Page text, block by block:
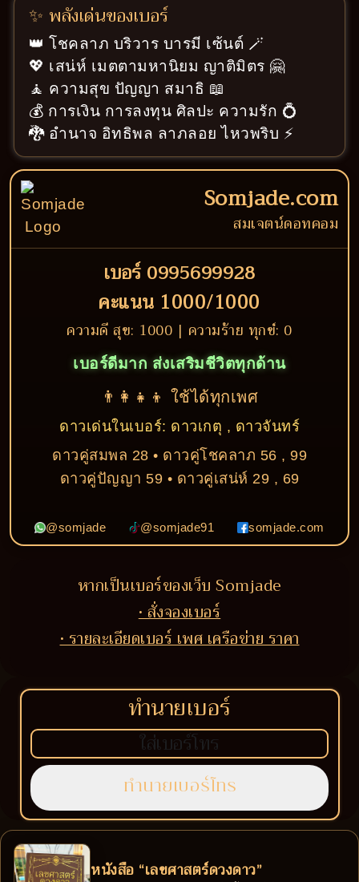
✨ พลังเด่นของเบอร์
👑 โชคลาภ บริวาร บารมี เซ้นต์ 🪄
💖 เสน่ห์ เมตตามหานิยม ญาติมิตร 🤗
🧘 ความสุข ปัญญา สมาธิ 📖
💰 การเงิน การลงทุน ศิลปะ ความรัก 💍
🐉 อำนาจ อิทธิพล ลาภลอย ไหวพริบ ⚡
Somjade.com
สมเจตน์ดอทคอม
เบอร์ 0995699928
คะแนน 1000/1000
ความดี สุข: 1000 | ความร้าย ทุกข์: 0
เบอร์ดีมาก ส่งเสริมชีวิตทุกด้าน
👨‍👩‍👧‍👦 ใช้ได้ทุกเพศ
ดาวเด่นในเบอร์: ดาวเกตุ , ดาวจันทร์
ดาวคู่สมพล 28 • ดาวคู่โชคลาภ 56 , 99
ดาวคู่ปัญญา 59 • ดาวคู่เสน่ห์ 29 , 69
@somjade @somjade91 somjade.com
หากเป็นเบอร์ของเว็บ Somjade
• สั่งจองเบอร์
• รายละเอียดเบอร์ เพศ เครือข่าย ราคา
ทำนายเบอร์
หนังสือ “เลขศาสตร์ดวงดาว”